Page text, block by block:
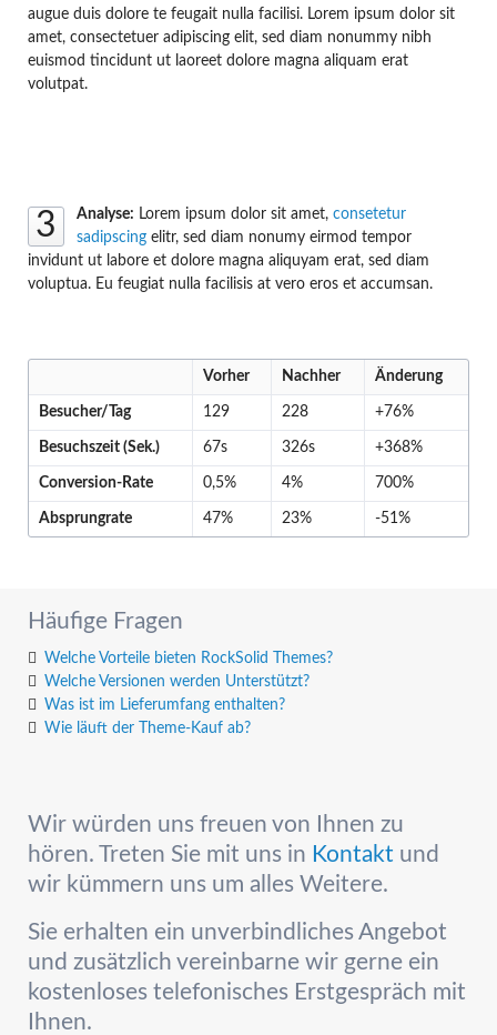
augue duis dolore te feugait nulla facilisi. Lorem ipsum dolor sit
amet, consectetuer adipiscing elit, sed diam nonummy nibh
euismod tincidunt ut laoreet dolore magna aliquam erat
volutpat.
3 Analyse: Lorem ipsum dolor sit amet, consetetur
sadipscingelitr, sed diam nonumy eirmod tempor
invidunt ut labore et dolore magna aliquyam erat, sed diam
voluptua. Eu feugiat nulla facilisis at vero eros et accumsan.
Vorher Nachher Änderung
Besucher/Tag 129 228 +76%
Besuchszeit (Sek.) 67s 326s +368%
Conversion-Rate 0,5% 4% 700%
Absprungrate 47% 23% -51%
Häufige Fragen
Welche Vorteile bieten RockSolid Themes?
Welche Versionen werden Unterstützt?
Was ist im Lieferumfang enthalten?
Wie läuft der Theme-Kauf ab?
Wir würden uns freuen von Ihnen zu
hören. Treten Sie mit uns in Kontakt und
wir kümmern uns um alles Weitere.
Sie erhalten ein unverbindliches Angebot
und zusätzlich vereinbarne wir gerne ein
kostenloses telefonisches Erstgespräch mit
Ihnen.